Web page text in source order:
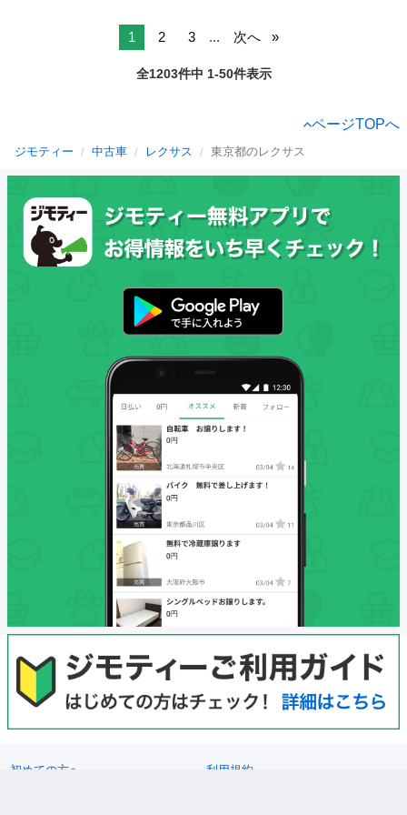
1 2 3 ... 次へ
全1203件中 1-50件表示
ページTOPへ
ジモティー 中古車 レクサス 東京都のレクサス
初めての方へ 利用規約